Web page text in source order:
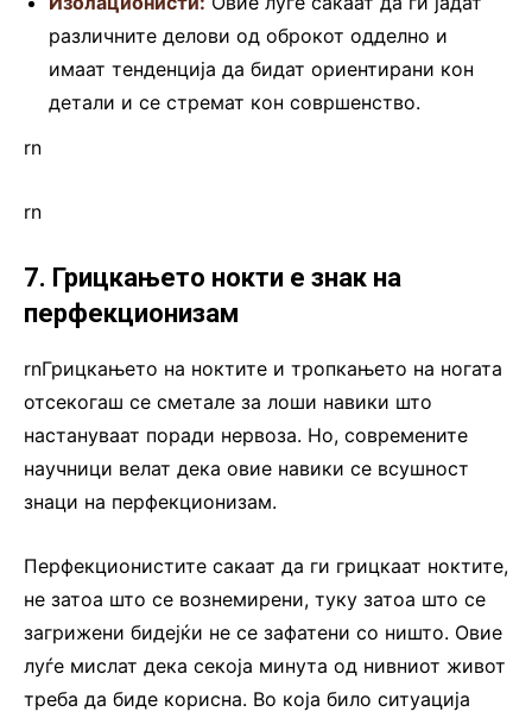
различните делови од оброкот одделно и
имаат тенденција да бидат ориентирани кон
детали и се стремат кон совршенство.
rn
rn
7. Грицкањето нокти е знак на
перфекционизам
rnГрицкањето на ноктите и тропкањето на ногата
отсекогаш се сметале за лоши навики што
настануваат поради нервоза. Но, современите
научници велат дека овие навики се всушност
знаци на перфекционизам.
Перфекционистите сакаат да ги грицкаат ноктите,
не затоа што се вознемирени, туку затоа што се
загрижени бидејќи не се зафатени со ништо. Овие
луѓе мислат дека секоја минута од нивниот живот
треба да биде корисна. Во која било ситуација